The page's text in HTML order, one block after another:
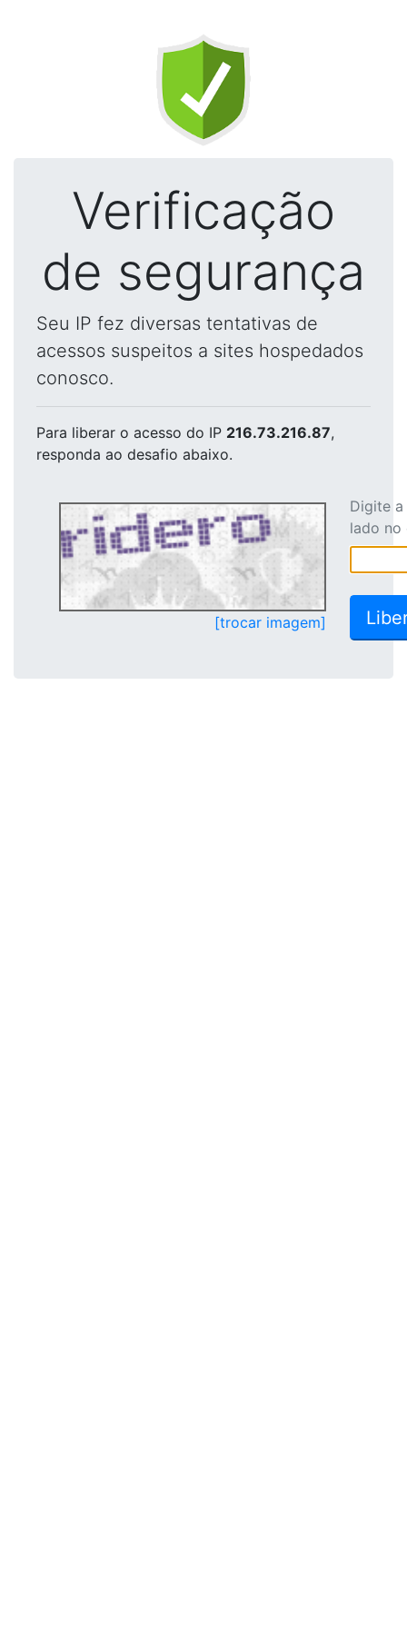
Verificação
de segurança
Seu IP fez diversas tentativas de
acessos suspeitos a sites hospedados
conosco.
Para liberar o acesso do IP 216.73.216.87,
responda ao desafio abaixo.
[trocar imagem]
Digite
lado no